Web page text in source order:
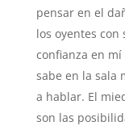
pensar en el
los oyentes con
confianza en
sabe en la sala
a hablar. El
son las